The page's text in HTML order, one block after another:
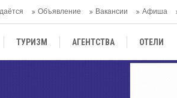
Объявление Вакансии Афиша
ТУРИЗМ АГЕНTСТВА ОТЕЛИ